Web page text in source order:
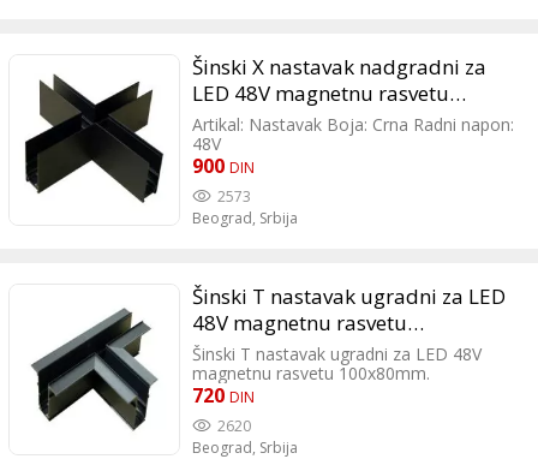
Šinski X nastavak nadgradni za
LED 48V magnetnu rasvetu
100x100mm 204041
Artikal: Nastavak Boja: Crna Radni napon:
48V
900 DIN
2573
Beograd, Srbija
Šinski T nastavak ugradni za LED
48V magnetnu rasvetu
100x80mm 204045
Šinski T nastavak ugradni za LED 48V
magnetnu rasvetu 100x80mm.
720 DIN
2620
Beograd, Srbija